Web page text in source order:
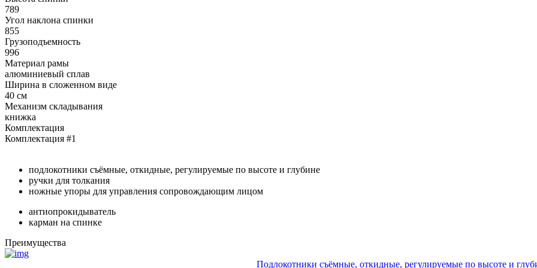
789
Угол наклона спинки
855
Грузоподъемность
996
Материал рамы
алюминиевый сплав
Ширина в сложенном виде
40 см
Механизм складывания
книжка
Комплектация
Комплектация #1
подлокотники съёмные, откидные, регулируемые по высоте и глубине
ручки для толкания
ножные упоры для управления сопровождающим лицом
антиопрокидыватель
карман на спинке
Преимущества
Подлокотники съёмные, откидные, регулируемые по высоте и